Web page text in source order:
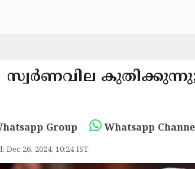
| സ്വർണവില
Group Whatsapp
Dec 26, 2024, 10:24 IST